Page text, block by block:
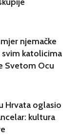
njemačke
svim katolicima
Svetom Ocu
Hrvata oglasio
kultura